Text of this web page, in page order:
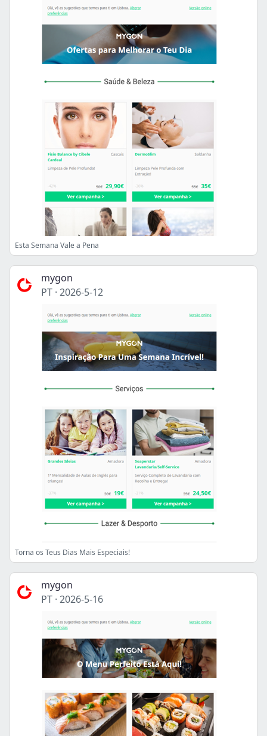
Esta Semana Vale a Pena
mygon
PT · 2026-5-12
Torna os Teus Dias Mais Especiais!
mygon
PT · 2026-5-16